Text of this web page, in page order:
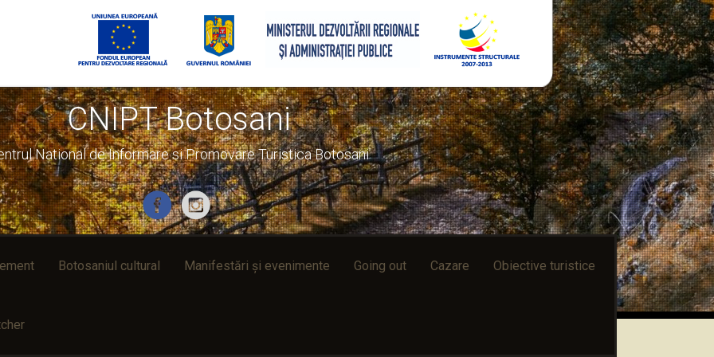
CNIPT Botosani
National de Informare si Promovare Turistica Botosani
Botosaniul cultural Manifestări și evenimente Going out Cazare Obiective turistice